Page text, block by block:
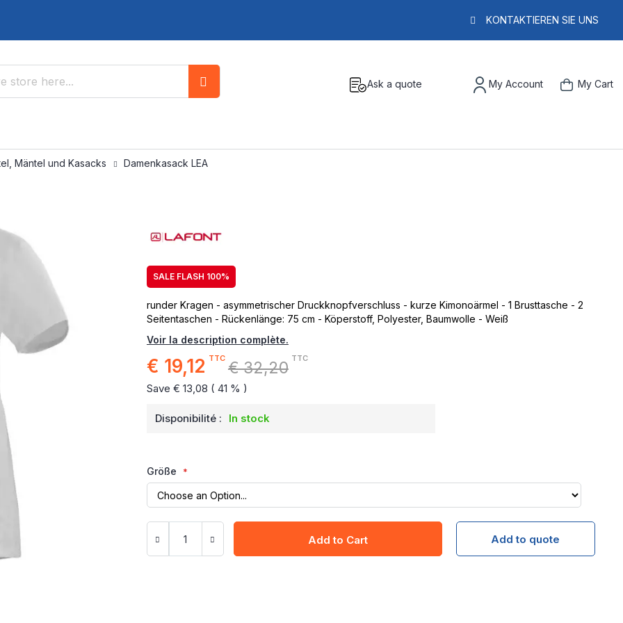
KONTAKTIEREN SIE UNS
Ask a quote My Account My Cart
Mäntel und Kasacks Damenkasack LEA
SALE FLASH 100%
runder Kragen - asymmetrischer Druckknopfverschluss - kurze Kimonoärmel - 1 Brusttasche - 2
Seitentaschen - Rückenlänge: 75 cm - Köperstoff, Polyester, Baumwolle - Weiß
Voir la description complète.
Special
€ 19,12 TTC € 32,20 TTC
Save € 13,08 ( 41 % )
Disponibilité : In stock
Größe
Add to Cart Add to quote